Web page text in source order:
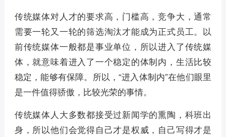
传统媒体对人才的要求高，门槛高，竞争大，通常
需要一轮又一轮的筛选淘汰才能成为正式员工。以
前传统媒体一般都是事业单位，所以进入了传统媒
体，就意味着进入了一个稳定的体制内，生活比较
稳定，能够有保障。所以，“进入体制内”在他们眼里
是一件值得骄傲，比较光荣的事情。
传统媒体人大多数都接受过新闻学的熏陶，科班出
身，所以他们会觉得自己才是权威，自己写得才是